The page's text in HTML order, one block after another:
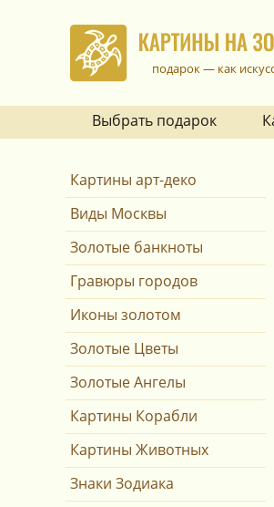
подарок — как
Выбрать подарок
Картины арт-деко
Виды Москвы
Золотые банкноты
Гравюры городов
Иконы золотом
Золотые Цветы
Золотые Ангелы
Картины Корабли
Картины Животных
Знаки Зодиака